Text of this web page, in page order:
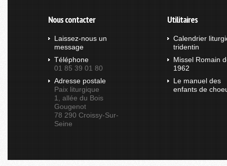
Nous contacter
Laissez-nous un
message
Téléphone
01 85 39 01 80
Adresse postale
Paix liturgique
1, allée du Bois
Gougenot
78 290 Croissy-Sur-
Seine
Utilitaires
Calendrier
tridentin
Missel Romain
1962
Le manuel des
enfants de